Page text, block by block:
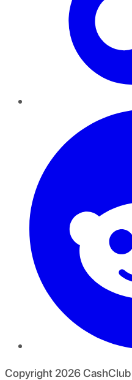
Copyright 2026CashClub